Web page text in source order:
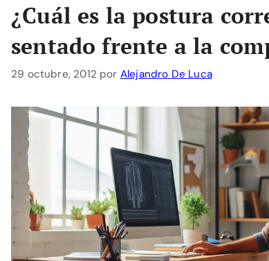
¿Cuál es la postura
sentado frente a la
29 octubre, 2012 por Alejandro De Luca